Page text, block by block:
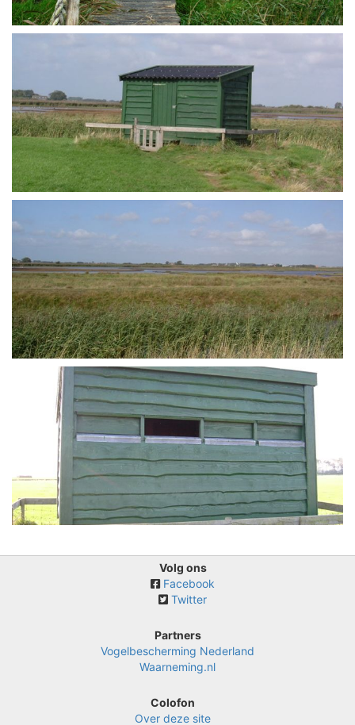
Volg ons
Facebook
Twitter
Partners
Vogelbescherming Nederland
Waarneming.nl
Colofon
Over deze site